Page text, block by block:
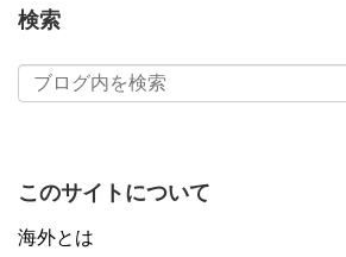
検索
このサイトについて
海外とは